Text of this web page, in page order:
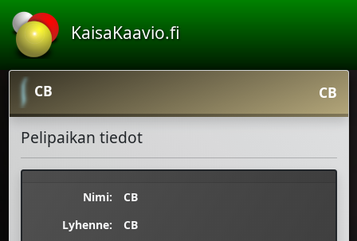
KaisaKaavio.fi
CB CB
Pelipaikan tiedot
Nimi:
CB
Lyhenne:
CB